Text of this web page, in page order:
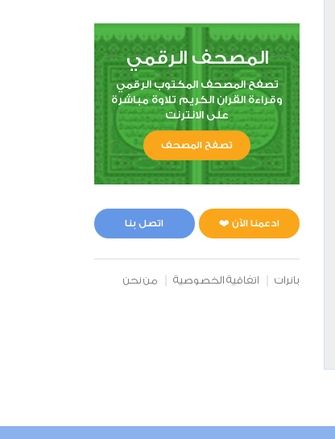
المصحف الرقمي
تصفح المصحف المكتوب الرقمي
وقراءة القران الكريم تلاوة مباشرة
على الانترنت
تصفح المصحف
ادعمنا الآن ❤️ اتصل بنا
بانرات اتفاقية الخصوصية من نحن